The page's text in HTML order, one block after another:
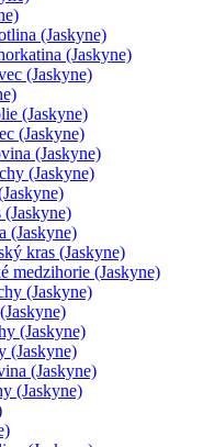
(Jaskyne)
(Jaskyne)
(Jaskyne)
(Jaskyne)
(Jaskyne)
(Jaskyne)
(Jaskyne)
(Jaskyne)
(Jaskyne)
kras (Jaskyne)
medzihorie (Jaskyne)
(Jaskyne)
(Jaskyne)
(Jaskyne)
(Jaskyne)
(Jaskyne)